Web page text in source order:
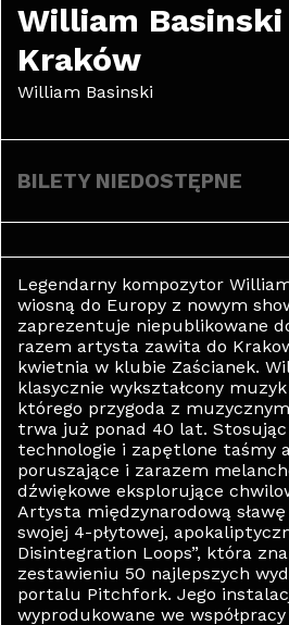
William Basinski
Kraków
William Basinski
BILETY NIEDOSTĘPNE
Legendarny kompozytor
wiosną do Europy z nowym
zaprezentuje niepublikowane
razem artysta zawita do
kwietnia w klubie Zaścianek.
klasycznie wykształcony
którego przygoda z
trwa już ponad 40 lat. Stosując
technologie i zapętlone taśmy
poruszające i zarazem
dźwiękowe eksplorujące
Artysta międzynarodową sławę
swojej 4-płytowej,
Disintegration Loops”, która
zestawieniu 50 najlepszych
portalu Pitchfork. Jego
wyprodukowane we